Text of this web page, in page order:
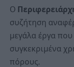
Ο
συζήτηση
μεγάλα έργα
συγκεκριμένα
πόρους.